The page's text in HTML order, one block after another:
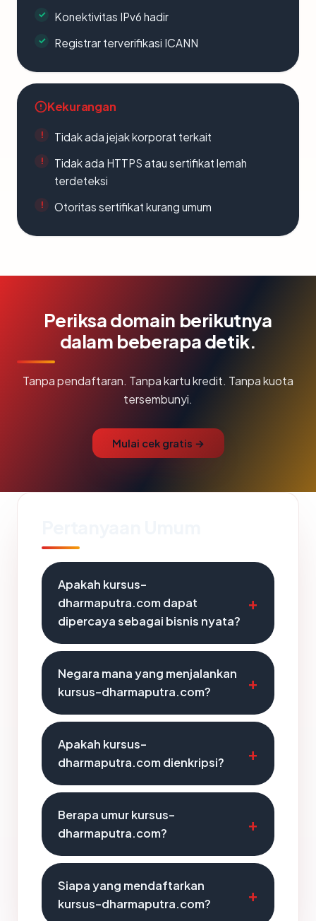
Konektivitas IPv6 hadir
Registrar terverifikasi ICANN
Kekurangan
Tidak ada jejak korporat terkait
Tidak ada HTTPS atau sertifikat lemah
terdeteksi
Otoritas sertifikat kurang umum
Periksa domain berikutnya
dalam beberapa detik.
Tanpa pendaftaran. Tanpa kartu kredit. Tanpa kuota
tersembunyi.
Mulai cek gratis →
Apakah kursus-
dharmaputra.com dapat
dipercaya sebagai bisnis nyata?
Negara mana yang menjalankan
kursus-dharmaputra.com?
Apakah kursus-
dharmaputra.com dienkripsi?
Berapa umur kursus-
dharmaputra.com?
Siapa yang mendaftarkan
kursus-dharmaputra.com?